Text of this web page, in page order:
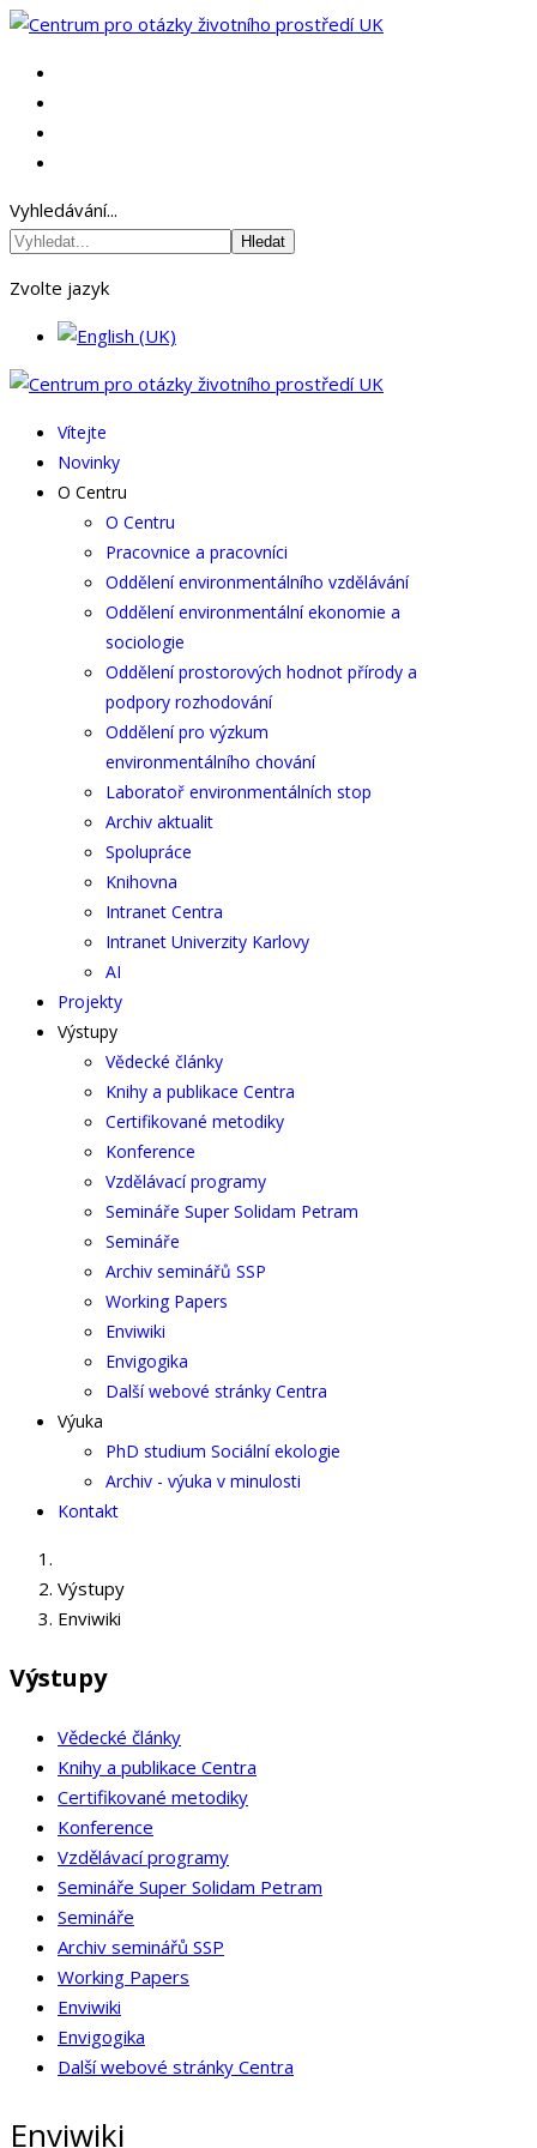
Vyhledávání...
Hledat
Zvolte jazyk
Vítejte
Novinky
O Centru
O Centru
Pracovnice a pracovníci
Oddělení environmentálního vzdělávání
Oddělení environmentální ekonomie a
sociologie
Oddělení prostorových hodnot přírody a
podpory rozhodování
Oddělení pro výzkum
environmentálního chování
Laboratoř environmentálních stop
Archiv aktualit
Spolupráce
Knihovna
Intranet Centra
Intranet Univerzity Karlovy
AI
Projekty
Výstupy
Vědecké články
Knihy a publikace Centra
Certifikované metodiky
Konference
Vzdělávací programy
Semináře Super Solidam Petram
Semináře
Archiv seminářů SSP
Working Papers
Enviwiki
Envigogika
Další webové stránky Centra
Výuka
PhD studium Sociální ekologie
Archiv - výuka v minulosti
Kontakt
Výstupy
Enviwiki
Výstupy
Vědecké články
Knihy a publikace Centra
Certifikované metodiky
Konference
Vzdělávací programy
Semináře Super Solidam Petram
Semináře
Archiv seminářů SSP
Working Papers
Enviwiki
Envigogika
Další webové stránky Centra
Enviwiki